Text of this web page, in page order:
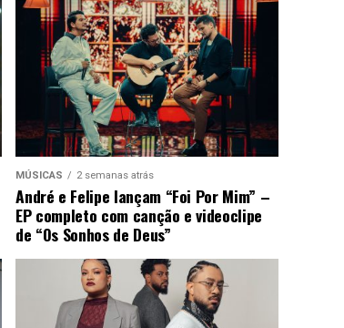
MÚSICAS 2 semanas atrás
André e Felipe lançam “Foi Por Mim” –
EP completo com canção e videoclipe
de “Os Sonhos de Deus”